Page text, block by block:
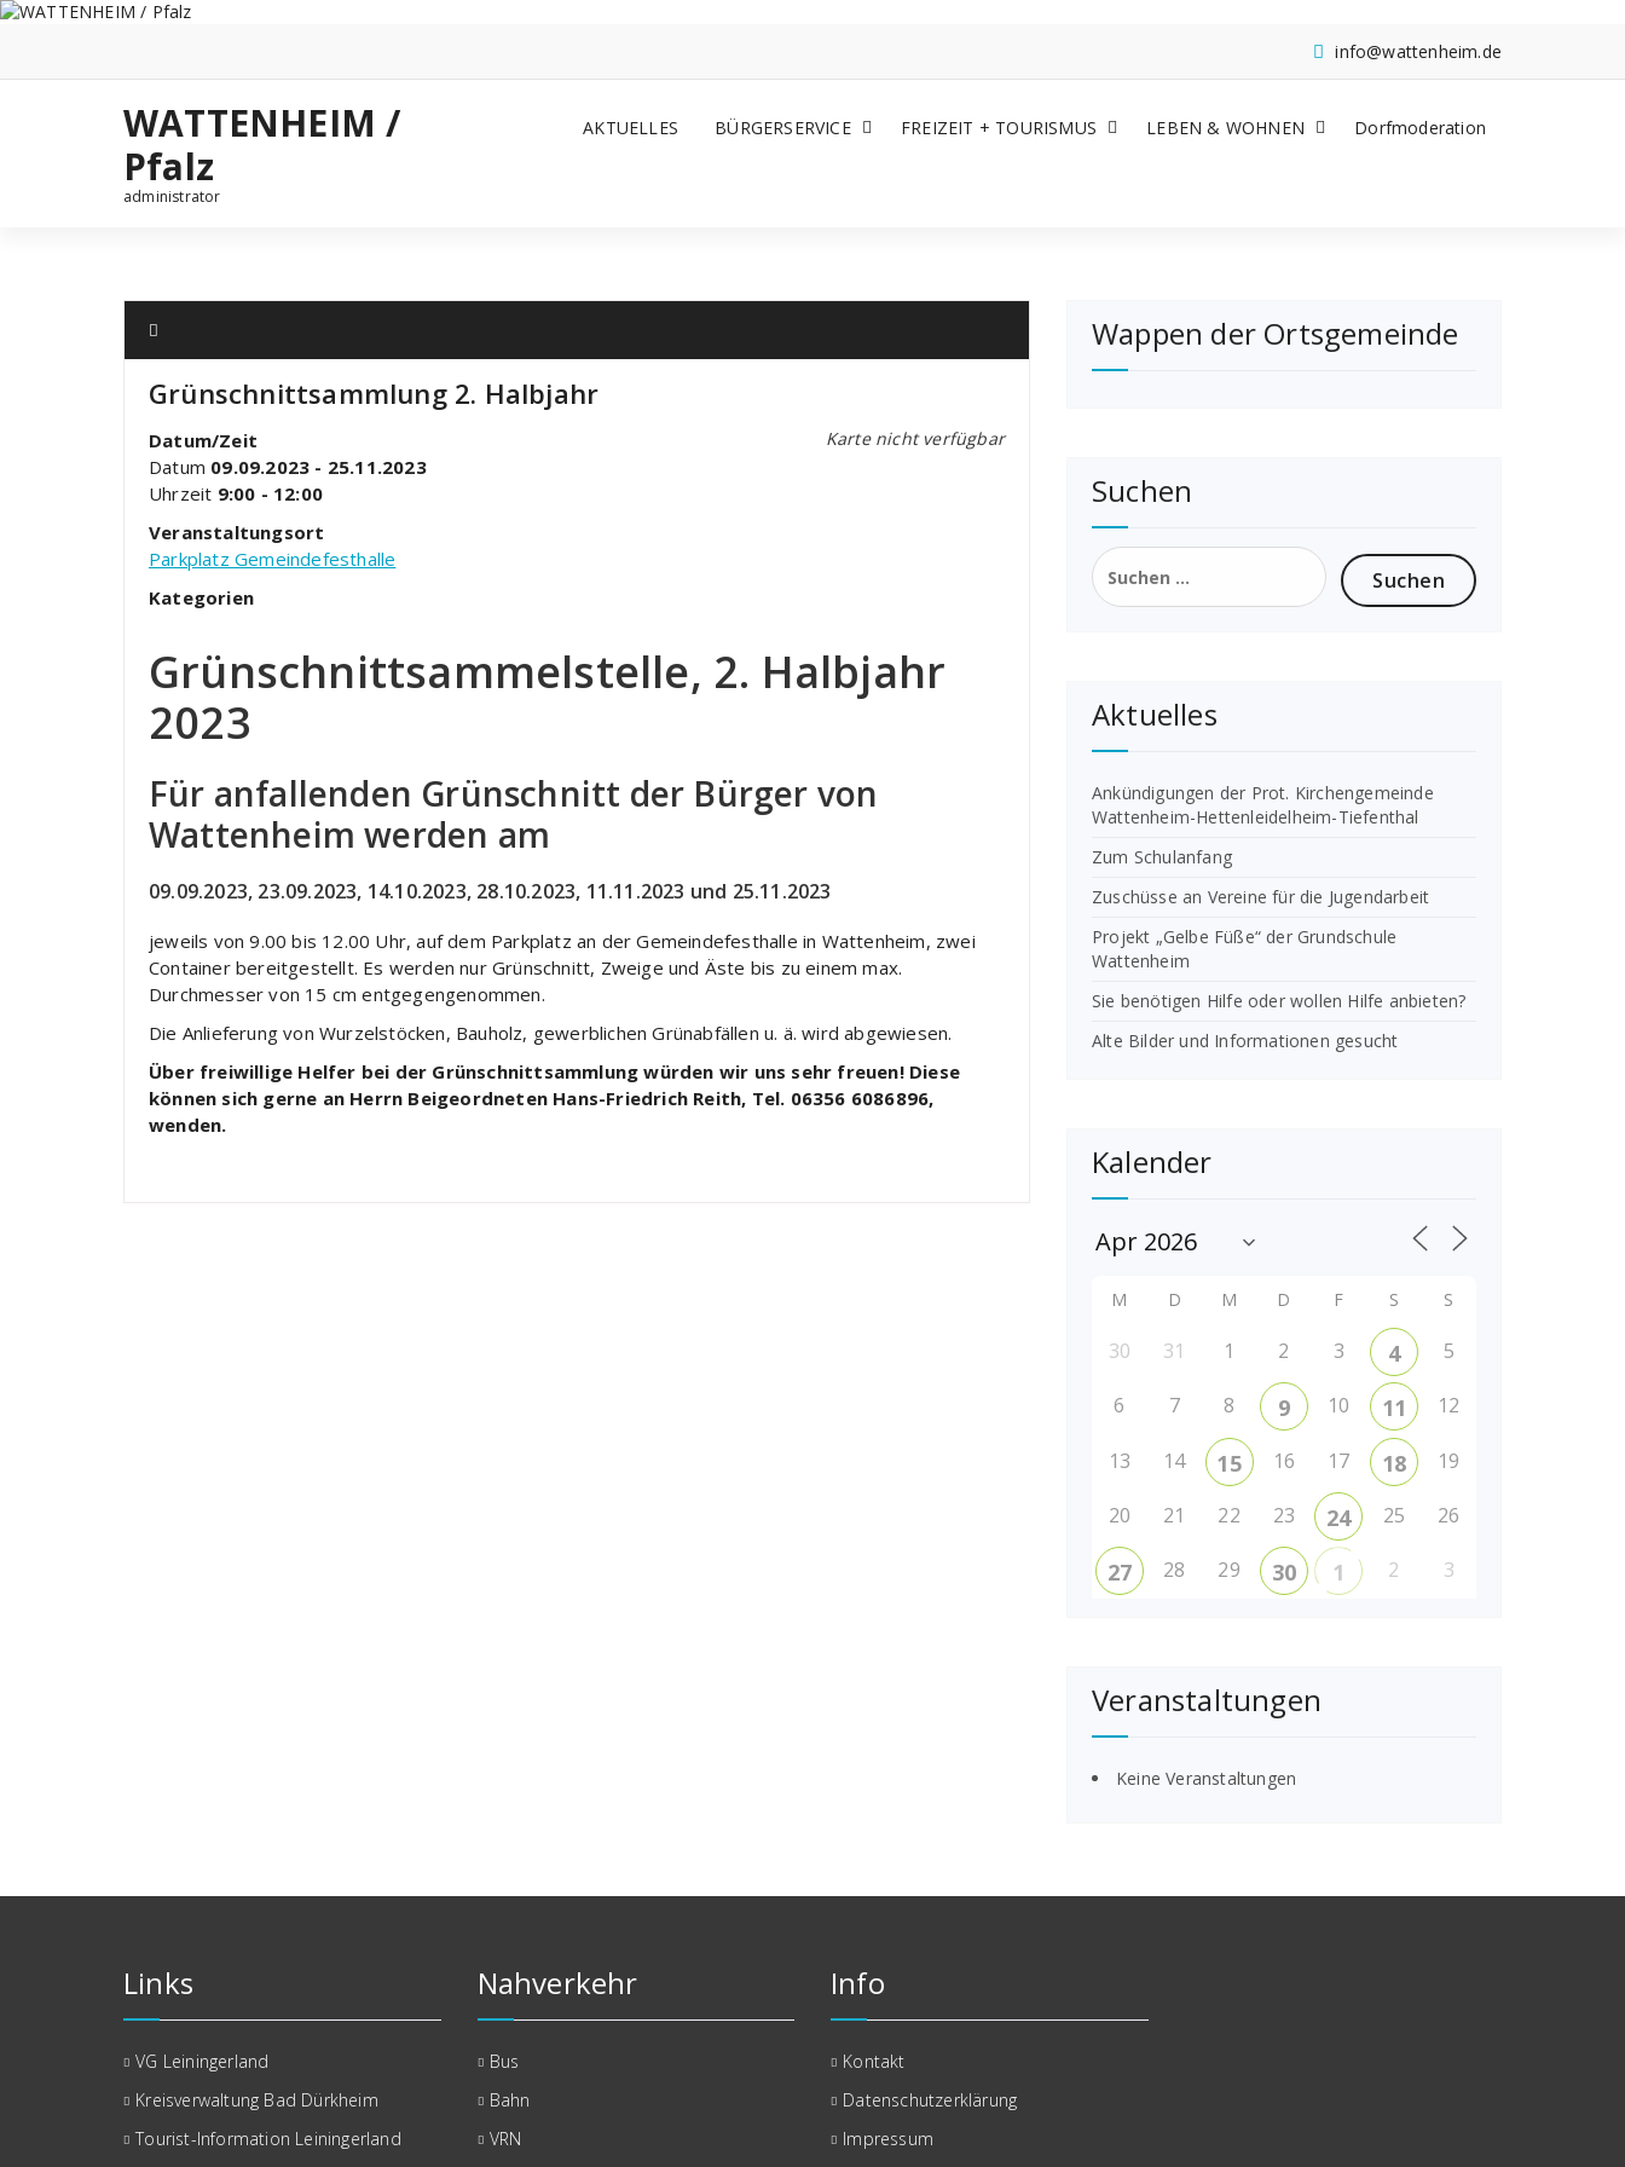
Zum
info@wattenheim.de
WATTENHEIM /
Pfalz
administrator
AKTUELLES BÜRGERSERVICE FREIZEIT + TOURISMUS LEBEN & WOHNEN Dorfmoderation
Grünschnittsammlung 2. Halbjahr
Karte nicht verfügbar
Datum/Zeit
Datum 09.09.2023 - 25.11.2023
Uhrzeit 9:00 - 12:00
Veranstaltungsort
Parkplatz Gemeindefesthalle
Kategorien
Grünschnittsammelstelle, 2. Halbjahr
2023
Für anfallenden Grünschnitt der Bürger von
Wattenheim werden am
09.09.2023, 23.09.2023, 14.10.2023, 28.10.2023, 11.11.2023 und 25.11.2023
jeweils von 9.00 bis 12.00 Uhr, auf dem Parkplatz an der Gemeindefesthalle in Wattenheim, zwei
Container bereitgestellt. Es werden nur Grünschnitt, Zweige und Äste bis zu einem max.
Durchmesser von 15 cm entgegengenommen.
Die Anlieferung von Wurzelstöcken, Bauholz, gewerblichen Grünabfällen u. ä. wird abgewiesen.
Über freiwillige Helfer bei der Grünschnittsammlung würden wir uns sehr freuen! Diese
können sich gerne an Herrn Beigeordneten Hans-Friedrich Reith, Tel. 06356 6086896,
wenden.
Wappen der Ortsgemeinde
Suchen
Suchen
nach:
Aktuelles
Ankündigungen der Prot. Kirchengemeinde
Wattenheim-Hettenleidelheim-Tiefenthal
Zum Schulanfang
Zuschüsse an Vereine für die Jugendarbeit
Projekt „Gelbe Füße“ der Grundschule
Wattenheim
Sie benötigen Hilfe oder wollen Hilfe anbieten?
Alte Bilder und Informationen gesucht
Kalender
M D M D F S S
30 31 1 2 3 4 5
6 7 8 9 10 11 12
13 14 15 16 17 18 19
20 21 22 23 24 25 26
27 28 29 30 1 2 3
Veranstaltungen
Keine Veranstaltungen
Links
VG Leiningerland
Kreisverwaltung Bad Dürkheim
Tourist-Information Leiningerland
Nahverkehr
Bus
Bahn
VRN
Info
Kontakt
Datenschutzerklärung
Impressum